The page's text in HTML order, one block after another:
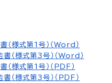
（様式第1号）（Word）
（様式第3号）（Word）
（様式第1号）（PDF）
（様式第3号）（PDF）